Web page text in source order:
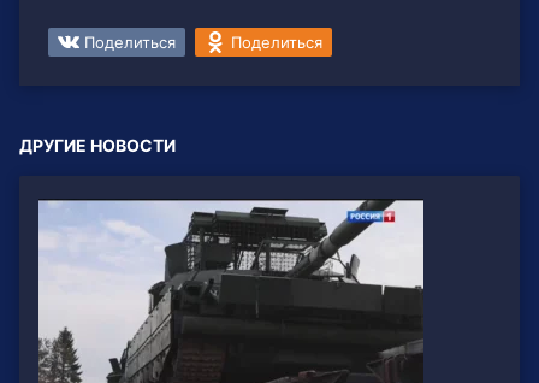
Поделиться Поделиться
ДРУГИЕ НОВОСТИ